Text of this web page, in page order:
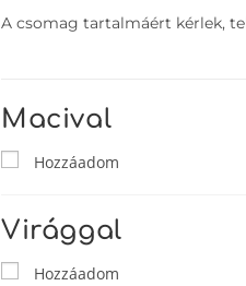
A csomag tartalmáért kérlek,
Macival
Hozzáadom
Virággal
Hozzáadom